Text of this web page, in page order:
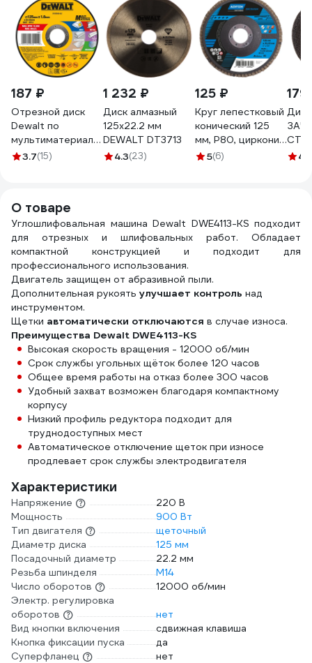
187 ₽
Отрезной диск
Dewalt по
мультиматериалу
125x1 мм,
3.7(15)
1 232 ₽
Диск алмазный
125х22.2 мм
DEWALT DT3713
4.3(23)
125 ₽
Круг лепестковый
конический 125
мм, Р80, цирконий
NORTON
5(6)
179
22.24.9
О товаре
Углошлифовальная машина Dewalt DWE4113-KS подходит
для отрезных и шлифовальных работ. Обладает
компактной конструкцией и подходит для
профессионального использования.
Двигатель защищен от абразивной пыли.
Дополнительная рукоять улучшает контроль над
инструментом.
Щетки автоматически отключаются в случае износа.
Преимущества Dewalt DWE4113-KS
Высокая скорость вращения - 12000 об/мин
Срок службы угольных щёток более 120 часов
Общее время работы на отказ более 300 часов
Удобный захват возможен благодаря компактному
корпусу
Низкий профиль редуктора подходит для
труднодоступных мест
Автоматическое отключение щеток при износе
продлевает срок службы электродвигателя
Характеристики
Напряжение
220 В
Мощность
900 Вт
Тип двигателя
щеточный
Диаметр диска
125 мм
Посадочный диаметр
22.2 мм
Резьба шпинделя
М14
Число оборотов
12000 об/мин
Электр. регулировка
оборотов
нет
Вид кнопки включения
сдвижная клавиша
Кнопка фиксации пуска
да
Суперфланец
нет